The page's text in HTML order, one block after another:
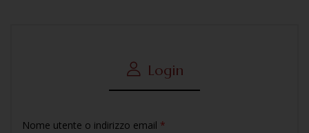
Login
Nome utente o indirizzo email *